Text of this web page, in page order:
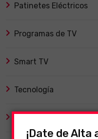
Patinetes Eléctricos
Programas de TV
Smart TV
Tecnología
¡Date de